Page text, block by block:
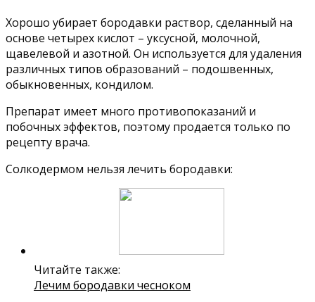
Хорошо убирает бородавки раствор, сделанный на
основе четырех кислот – уксусной, молочной,
щавелевой и азотной. Он используется для удаления
различных типов образований – подошвенных,
обыкновенных, кондилом.
Препарат имеет много противопоказаний и
побочных эффектов, поэтому продается только по
рецепту врача.
Солкодермом нельзя лечить бородавки:
Читайте также:
Лечим бородавки чесноком